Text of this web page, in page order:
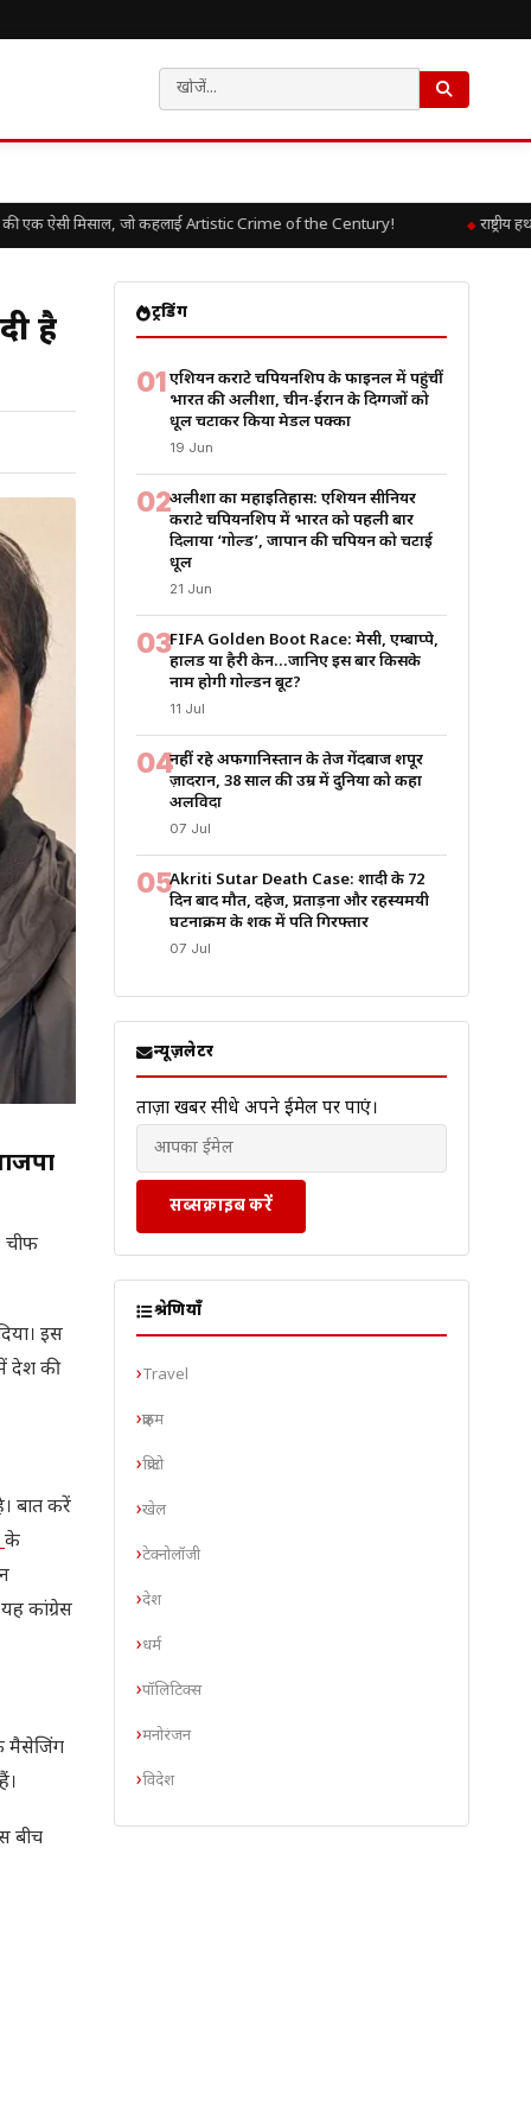
ऐसी मिसाल, जो कहलाई Artistic Crime of the Century! राष्ट्रीय
है
चीफ
इस
देश की
बात करें
के
कांग्रेस
मैसेजिंग
बीच
ट्रेंडिंग
01एशियन कराटे चैंपियनशिप के फाइनल में पहुंचीं
भारत की अलीशा, चीन-ईरान के दिग्गजों को
धूल चटाकर किया मेडल पक्का
19 Jun
02अलीशा का महाइतिहास: एशियन सीनियर
कराटे चैंपियनशिप में भारत को पहली बार
दिलाया ‘गोल्ड’, जापान की चैंपियन को चटाई
धूल
21 Jun
03FIFA Golden Boot Race: मेसी, एम्बाप्पे,
हालैंड या हैरी केन…जानिए इस बार किसके
नाम होगी गोल्डन बूट?
11 Jul
04नहीं रहे अफगानिस्तान के तेज गेंदबाज शपूर
ज़ादरान, 38 साल की उम्र में दुनिया को कहा
अलविदा
07 Jul
05Akriti Sutar Death Case: शादी के 72
दिन बाद मौत, दहेज, प्रताड़ना और रहस्यमयी
घटनाक्रम के शक में पति गिरफ्तार
07 Jul
न्यूज़लेटर
ताज़ा खबरें सीधे अपने ईमेल पर पाएं।
सब्सक्राइब करें
श्रेणियाँ
Travel
क्राइम
क्रिप्टो
खेल
टेक्नोलॉजी
देश
धर्म
पॉलिटिक्स
मनोरंजन
विदेश